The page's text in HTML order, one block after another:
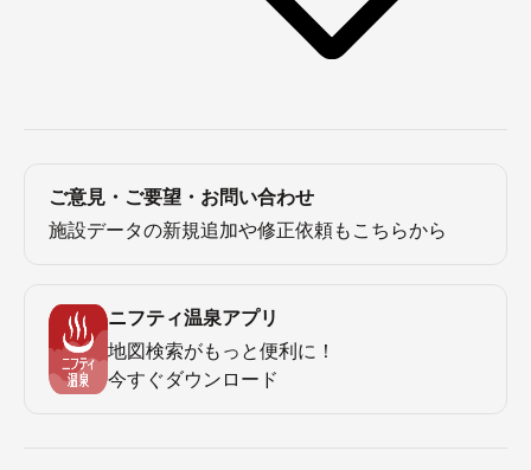
ご意見・ご要望・お問い合わせ
施設データの新規追加や修正依頼もこちらから
ニフティ温泉アプリ
地図検索がもっと便利に！
今すぐダウンロード